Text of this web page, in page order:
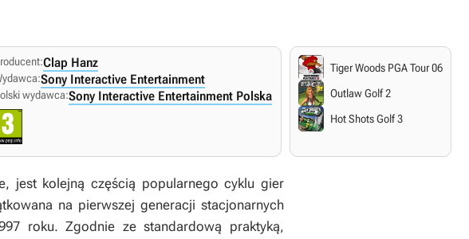
Clap Hanz
Sony Interactive Entertainment
wydawca:Sony Interactive Entertainment Polska
Tiger Woods PGA Tour 06
Outlaw Golf 2
Hot Shots Golf 3
jest kolejną częścią popularnego cyklu gier
na pierwszej generacji stacjonarnych
roku. Zgodnie ze standardową praktyką,